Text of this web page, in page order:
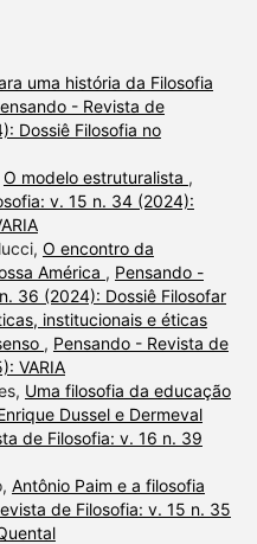
uma história da Filosofia
- Revista de
Dossiê Filosofia no
O modelo estruturalista ,
v. 15 n. 34 (2024):
O encontro da
América , Pensando -
36 (2024): Dossiê Filosofar
institucionais e éticas
, Pensando - Revista de
VARIA
Uma filosofia da educação
Dussel e Dermeval
de Filosofia: v. 16 n. 39
Antônio Paim e a filosofia
de Filosofia: v. 15 n. 35